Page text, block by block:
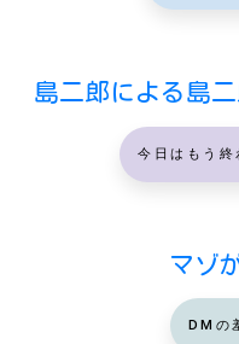
島二郎による島
今日はも
マゾ
DMの